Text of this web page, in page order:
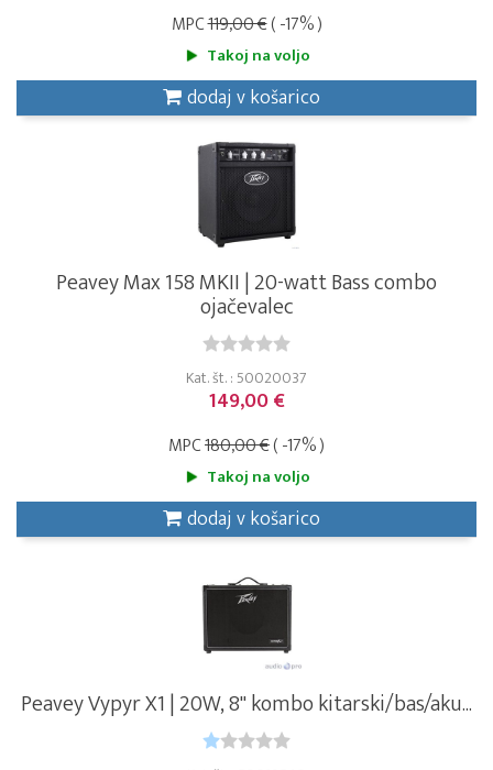
MPC119,00 €( -17% )
Takoj na voljo
dodaj v košarico
Peavey Max 158 MKII | 20-watt Bass combo
ojačevalec
Kat. št. : 50020037
149,00 €
MPC180,00 €( -17% )
Takoj na voljo
dodaj v košarico
Peavey Vypyr X1 | 20W, 8" kombo kitarski/bas/aku...